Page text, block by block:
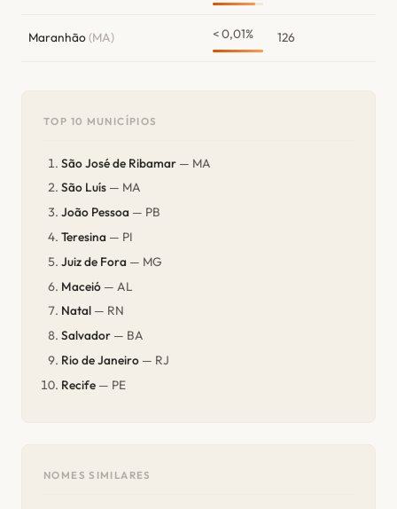
Maranhão(MA) < 0,01% 126
TOP 10 MUNICÍPIOS
São José de Ribamar — MA
São Luís — MA
João Pessoa — PB
Teresina — PI
Juiz de Fora — MG
Maceió — AL
Natal — RN
Salvador — BA
Rio de Janeiro — RJ
Recife — PE
NOMES SIMILARES